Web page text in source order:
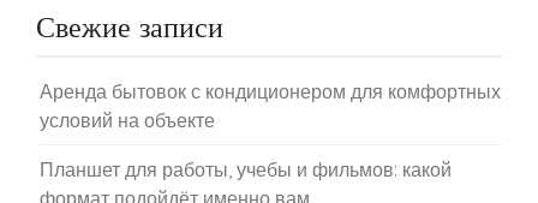
Свежие записи
Аренда бытовок с кондиционером для комфортных
условий на объекте
Планшет для работы, учебы и фильмов: какой
формат подойдёт именно вам